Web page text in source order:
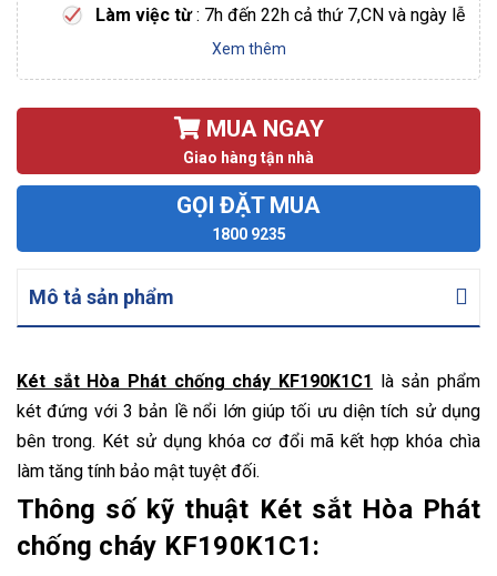
Làm việc từ: 7h đến 22h cả thứ 7,CN và ngày lễ
Xem thêm
MUA NGAY
Giao hàng tận nhà
GỌI ĐẶT MUA
1800 9235
Mô tả sản phẩm
Két sắt Hòa Phát chống cháy KF190K1C1 là sản phẩm
két đứng với 3 bản lề nổi lớn giúp tối ưu diện tích sử dụng
bên trong. Két sử dụng khóa cơ đổi mã kết hợp khóa chìa
làm tăng tính bảo mật tuyệt đối.
Thông số kỹ thuật Két sắt Hòa Phát
chống cháy KF190K1C1: